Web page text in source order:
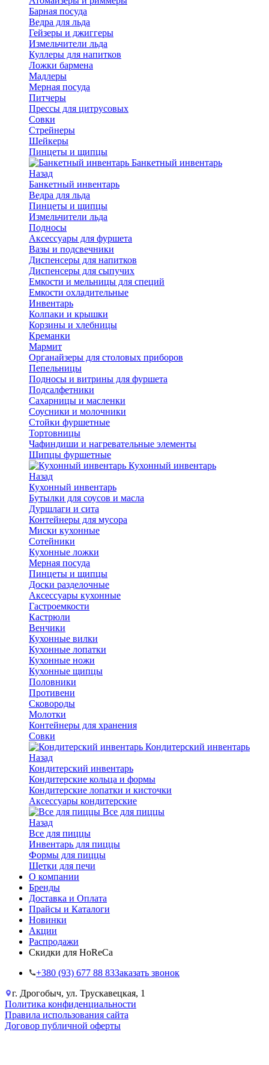
Барная посуда
Ведра для льда
Гейзеры и джиггеры
Измельчители льда
Куллеры для напитков
Ложки бармена
Мадлеры
Мерная посуда
Питчеры
Прессы для цитрусовых
Совки
Стрейнеры
Шейкеры
Пинцеты и щипцы
Банкетный инвентарь
Назад
Банкетный инвентарь
Ведра для льда
Пинцеты и щипцы
Измельчители льда
Подносы
Аксессуары для фуршета
Вазы и подсвечники
Диспенсеры для напитков
Диспенсеры для сыпучих
Емкости и мельницы для специй
Емкости охладительные
Инвентарь
Колпаки и крышки
Корзины и хлебницы
Креманки
Мармит
Органайзеры для столовых приборов
Пепельницы
Подносы и витрины для фуршета
Подсалфетники
Сахарницы и масленки
Соусники и молочники
Стойки фуршетные
Тортовницы
Чафиндиши и нагревательные элементы
Щипцы фуршетные
Кухонный инвентарь
Назад
Кухонный инвентарь
Бутылки для соусов и масла
Дуршлаги и сита
Контейнеры для мусора
Миски кухонные
Сотейники
Кухонные ложки
Мерная посуда
Пинцеты и щипцы
Доски разделочные
Аксессуары кухонные
Гастроемкости
Кастрюли
Венчики
Кухонные вилки
Кухонные лопатки
Кухонные ножи
Кухонные щипцы
Половники
Противени
Сковороды
Молотки
Контейнеры для хранения
Совки
Кондитерский инвентарь
Назад
Кондитерский инвентарь
Кондитерские кольца и формы
Кондитерские лопатки и кисточки
Аксессуары кондитерские
Все для пиццы
Назад
Все для пиццы
Инвентарь для пиццы
Формы для пиццы
Щетки для печи
О компании
Бренды
Доставка и Оплата
Прайсы и Каталоги
Новинки
Акции
Распродажи
Скидки для HoReCa
+38‎0 (93) 677 88 83Заказать звонок
г. Дрогобыч, ул. Трускавецкая, 1
Политика конфиденциальности
Правила использования сайта
Договор публичной оферты